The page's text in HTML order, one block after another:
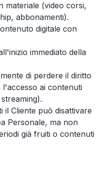
materiale (video corsi,
abbonamenti).
digitale con
immediato della
di perdere il diritto
ai contenuti
il Cliente può disattivare
Personale, ma non
già fruiti o contenuti